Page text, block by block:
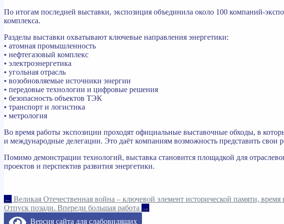
По итогам последней выставки, экспозиция объединила около 100 компаний-
комплекса.
Разделы выставки охватывают ключевые направления энергетики:
• атомная промышленность
• нефтегазовый комплекс
• электроэнергетика
• угольная отрасль
• возобновляемые источники энергии
• передовые технологии и цифровые решения
• безопасность объектов ТЭК
• транспорт и логистика
• метрология
Во время работы экспозиции проходят официальные выставочные обходы, в
и международные делегации. Это даёт компаниям возможность представить
Помимо демонстрации технологий, выставка становится площадкой для
проектов и перспектив развития энергетики.
Навигация
по
← Великая Отечественная война – ключевой элемент исторической памяти,
Отпуск позади. Впереди большая работа →
Версия сайта для слабовидящих